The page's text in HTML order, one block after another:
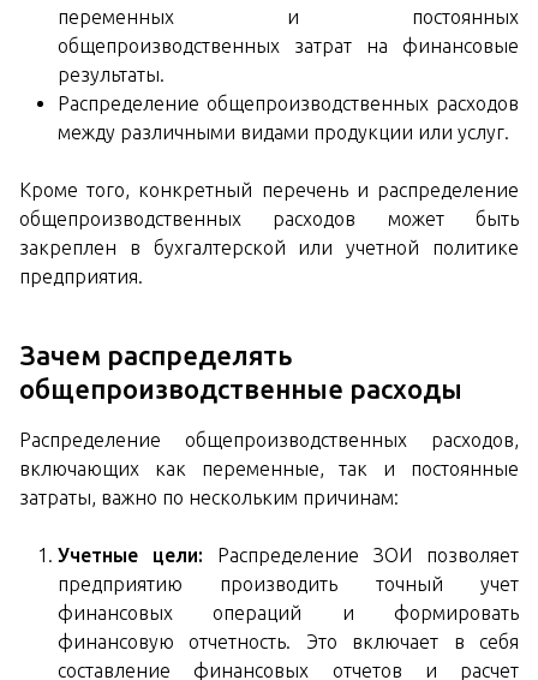
переменных и постоянных
общепроизводственных затрат на финансовые
результаты.
Распределение общепроизводственных расходов
между различными видами продукции или услуг.
Кроме того, конкретный перечень и распределение
общепроизводственных расходов может быть
закреплен в бухгалтерской или учетной политике
предприятия.
Зачем распределять
общепроизводственные расходы
Распределение общепроизводственных расходов,
включающих как переменные, так и постоянные
затраты, важно по нескольким причинам:
Учетные цели: Распределение ЗОИ позволяет
предприятию производить точный учет
финансовых операций и формировать
финансовую отчетность. Это включает в себя
составление финансовых отчетов и расчет